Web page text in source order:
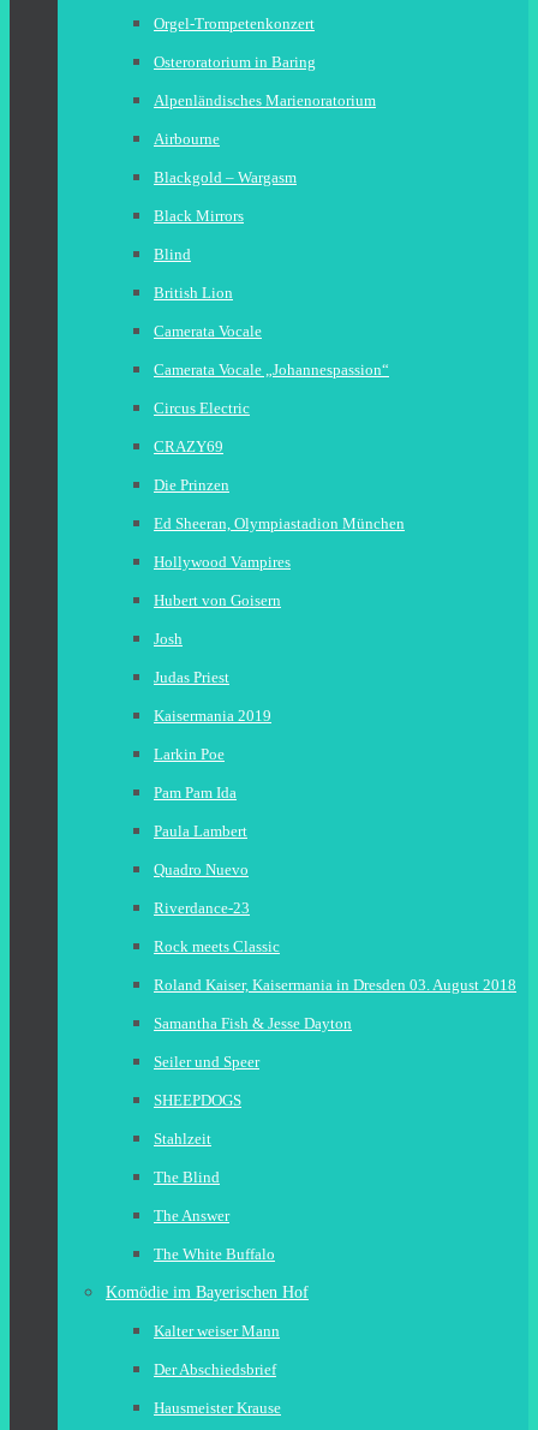
Orgel-Trompetenkonzert
Osteroratorium in Baring
Alpenländisches Marienoratorium
Airbourne
Blackgold – Wargasm
Black Mirrors
Blind
British Lion
Camerata Vocale
Camerata Vocale „Johannespassion“
Circus Electric
CRAZY69
Die Prinzen
Ed Sheeran, Olympiastadion München
Hollywood Vampires
Hubert von Goisern
Josh
Judas Priest
Kaisermania 2019
Larkin Poe
Pam Pam Ida
Paula Lambert
Quadro Nuevo
Riverdance-23
Rock meets Classic
Roland Kaiser, Kaisermania in Dresden 03. August 2018
Samantha Fish & Jesse Dayton
Seiler und Speer
SHEEPDOGS
Stahlzeit
The Blind
The Answer
The White Buffalo
Komödie im Bayerischen Hof
Kalter weiser Mann
Der Abschiedsbrief
Hausmeister Krause